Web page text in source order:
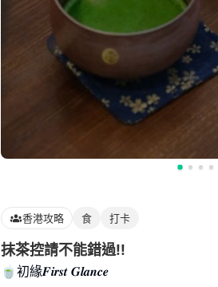
香港攻略 食 打卡
抹茶控請不能錯過!!
🍵初緣𝑭𝒊𝒓𝒔𝒕 𝑮𝒍𝒂𝒏𝒄𝒆